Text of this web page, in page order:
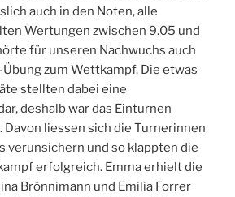
auch in den Noten, alle
Wertungen zwischen 9.05 und
für unseren Nachwuchs auch
zum Wettkampf. Die etwas
stellten dabei eine
deshalb war das Einturnen
liessen sich die Turnerinnen
verunsichern und so klappten die
erfolgreich. Emma erhielt die
Brönnimann und Emilia Forrer